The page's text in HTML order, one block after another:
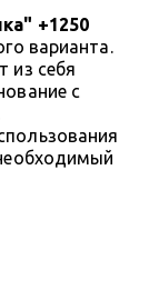
+1250
варианта.
из себя
с